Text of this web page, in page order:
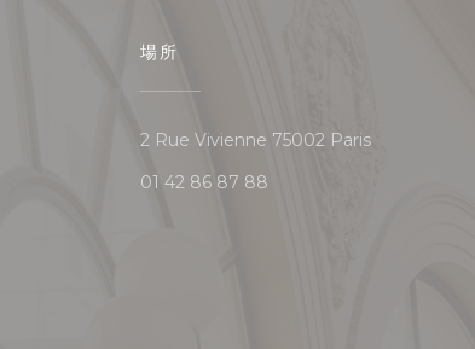
場所
2 Rue Vivienne 75002 Paris((新しいウィ
01 42 86 87 88